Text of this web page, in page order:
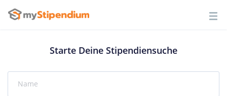
Starte Deine Stipendiensuche
Name